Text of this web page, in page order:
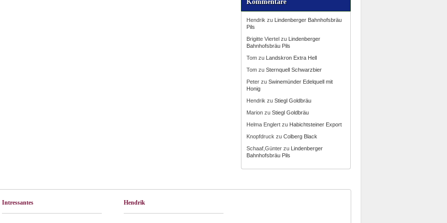
Kommentare
Hendrik zu Lindenberger Bahnhofsbräu
Pils
Brigitte Viertel zu Lindenberger
Bahnhofsbräu Pils
Tom zu Landskron Extra Hell
Tom zuSternquell Schwarzbier
Peter zuSwinemünder Edelquell mit
Honig
Hendrik zuStiegl Goldbräu
Marion zuStiegl Goldbräu
Helma Englert zu Habichtsteiner Export
Knopfdruck zuColberg Black
Schaaf,Günter zu Lindenberger
Bahnhofsbräu Pils
Intressantes Hendrik